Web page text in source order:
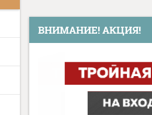
ВНИМАНИЕ! АКЦИЯ!